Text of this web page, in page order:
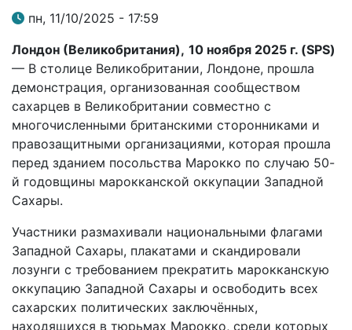
пн, 11/10/2025 - 17:59
Лондон (Великобритания), 10 ноября 2025 г. (SPS)
— В столице Великобритании, Лондоне, прошла
демонстрация, организованная сообществом
сахарцев в Великобритании совместно с
многочисленными британскими сторонниками и
правозащитными организациями, которая прошла
перед зданием посольства Марокко по случаю 50-
й годовщины марокканской оккупации Западной
Сахары.
Участники размахивали национальными флагами
Западной Сахары, плакатами и скандировали
лозунги с требованием прекратить марокканскую
оккупацию Западной Сахары и освободить всех
сахарских политических заключённых,
находящихся в тюрьмах Марокко, среди которых